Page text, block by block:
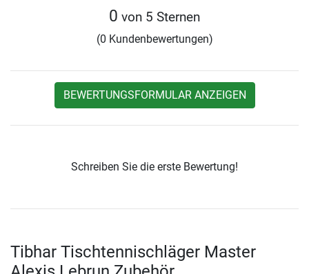
0 von 5 Sternen
(0 Kundenbewertungen)
BEWERTUNGSFORMULAR ANZEIGEN
Schreiben Sie die erste Bewertung!
Tibhar Tischtennischläger Master